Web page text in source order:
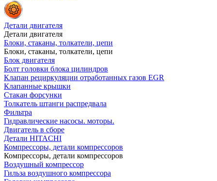
Детали двигателя
Детали двигателя
Блоки, стаканы, толкатели, цепи
Блоки, стаканы, толкатели, цепи
Блок двигателя
Болт головки блока цилиндров
Клапан рециркуляции отработанных газов EGR
Клапанные крышки
Стакан форсунки
Толкатель штанги распредвала
Фильтра
Гидравлические насосы. моторы.
Двигатель в сборе
Детали HITACHI
Компрессоры, детали компрессоров
Компрессоры, детали компрессоров
Воздушный компрессор
Гильза воздушного компрессора